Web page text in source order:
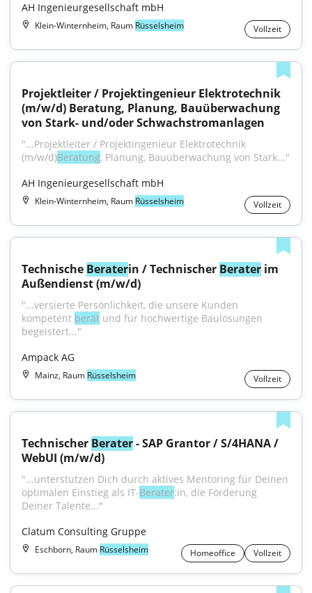
AH Ingenieurgesellschaft mbH
Klein-Winternheim, Raum Rüsselsheim Vollzeit
Projektleiter / Projektingenieur Elektrotechnik
(m/w/d) Beratung, Planung, Bauüberwachung
von Stark- und/oder Schwachstromanlagen
"...Projektleiter / Projektingenieur Elektrotechnik
(m/w/d)Beratung, Planung, Bauüberwachung von Stark..."
AH Ingenieurgesellschaft mbH
Klein-Winternheim, Raum Rüsselsheim Vollzeit
Technische Beraterin / Technischer Berater im
Außendienst (m/w/d)
"...versierte Persönlichkeit, die unsere Kunden
kompetent berät und für hochwertige Baulösungen
begeistert..."
Ampack AG
Mainz, Raum Rüsselsheim Vollzeit
Technischer Berater - SAP Grantor / S/4HANA /
WebUI (m/w/d)
"...unterstützen Dich durch aktives Mentoring für Deinen
optimalen Einstieg als IT-Berater:in, die Förderung
Deiner Talente..."
Clatum Consulting Gruppe
Eschborn, Raum Rüsselsheim Homeoffice Vollzeit